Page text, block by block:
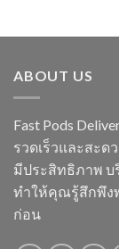
ABOUT US
Fast Pods
รวดเร็วและสะด
มีประสิทธิภาพ บ
ทำให้คุณรู้สึกพึง
ก่อน